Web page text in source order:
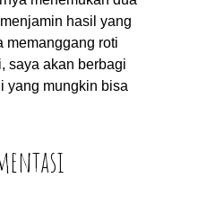
hasil yang
memanggang roti
saya akan berbagi
yang mungkin bisa